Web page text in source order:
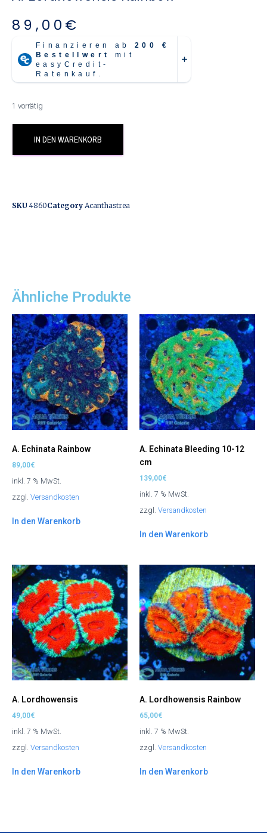
89,00 €
1 vorrätig
IN DEN WARENKORB
SKU 4860Category Acanthastrea
Ähnliche Produkte
A. Echinata Rainbow
89,00€
inkl. 7 % MwSt.
zzgl. Versandkosten
In den Warenkorb
A. Echinata Bleeding 10-12
cm
139,00€
inkl. 7 % MwSt.
zzgl. Versandkosten
In den Warenkorb
A. Lordhowensis
49,00€
inkl. 7 % MwSt.
zzgl. Versandkosten
In den Warenkorb
A. Lordhowensis Rainbow
65,00€
inkl. 7 % MwSt.
zzgl. Versandkosten
In den Warenkorb